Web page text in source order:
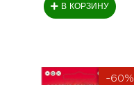
В КОРЗИНУ
-60%